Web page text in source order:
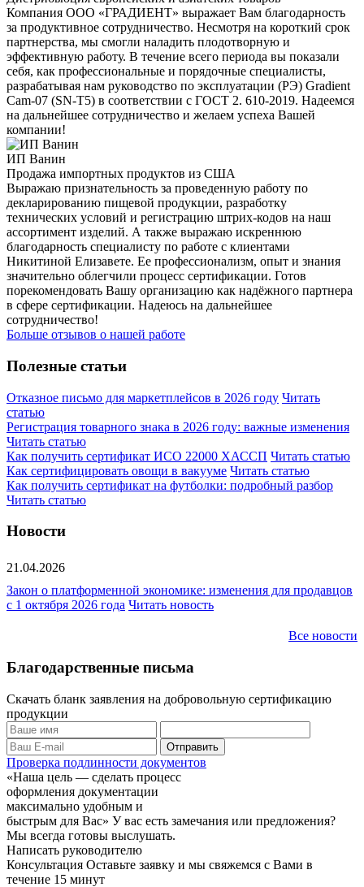
Компания ООО «ГРАДИЕНТ» выражает Вам благодарность
за продуктивное сотрудничество. Несмотря на короткий срок
партнерства, мы смогли наладить плодотворную и
эффективную работу. В течение всего периода вы показали
себя, как профессиональные и порядочные специалисты,
разрабатывая нам руководство по эксплуатации (РЭ) Gradient
Cam-07 (SN-T5) в соответствии с ГОСТ 2. 610-2019. Надеемся
на дальнейшее сотрудничество и желаем успеха Вашей
компании!
ИП Ванин
Продажа импортных продуктов из США
Выражаю признательность за проведенную работу по
декларированию пищевой продукции, разработку
технических условий и регистрацию штрих-кодов на наш
ассортимент изделий. А также выражаю искреннюю
благодарность специалисту по работе с клиентами
Никитиной Елизавете. Ее профессионализм, опыт и знания
значительно облегчили процесс сертификации. Готов
порекомендовать Вашу организацию как надёжного партнера
в сфере сертификации. Надеюсь на дальнейшее
сотрудничество!
Больше отзывов о нашей работе
Полезные статьи
Отказное письмо для маркетплейсов в 2026 году Читать
статью
Регистрация товарного знака в 2026 году: важные изменения
Читать статью
Как получить сертификат ИСО 22000 ХАССП Читать статью
Как сертифицировать овощи в вакууме Читать статью
Как получить сертификат на футболки: подробный разбор
Читать статью
Новости
21.04.2026
Закон о платформенной экономике: изменения для продавцов
с 1 октября 2026 года Читать новость
Все новости
Благодарственные письма
Скачать бланк заявления на добровольную сертификацию
продукции
Проверка подлинности документов
«Наша цель — сделать процесс
оформления документации
максимально удобным и
быстрым для Вас» У вас есть замечания или предложения?
Мы всегда готовы выслушать.
Написать руководителю
Консультация Оставьте заявку и мы свяжемся с Вами в
течение 15 минут